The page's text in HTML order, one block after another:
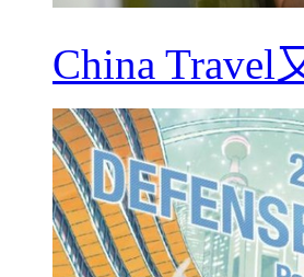
China Travel